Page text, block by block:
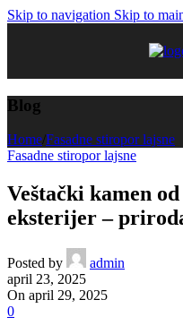
Skip to navigation Skip to
Blog
Home/Fasadne stiropor lajsne
Fasadne stiropor lajsne
Veštački kamen
eksterijer –
Posted by
admin
april 23, 2025
On april 29, 2025
0